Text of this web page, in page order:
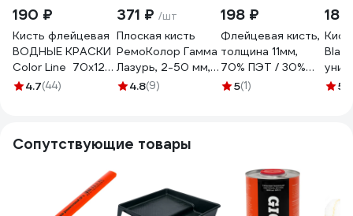
190 ₽
Кисть флейцевая
ВОДНЫЕ КРАСКИ
Color Line 70x12
мм MATRIX 83347
4.7(44)
371 ₽ /шт
Плоская кисть
РемоКолор Гамма
Лазурь, 2-50 мм,
01-7-320
4.8(9)
198 ₽
Флейцевая кисть,
толщина 11мм,
70% ПЭT / 30%
натуральная
50мм МASTER
COLOR 30-0233
5(1) 5
Сопутствующие товары